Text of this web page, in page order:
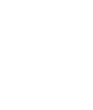
ティング
ルズ